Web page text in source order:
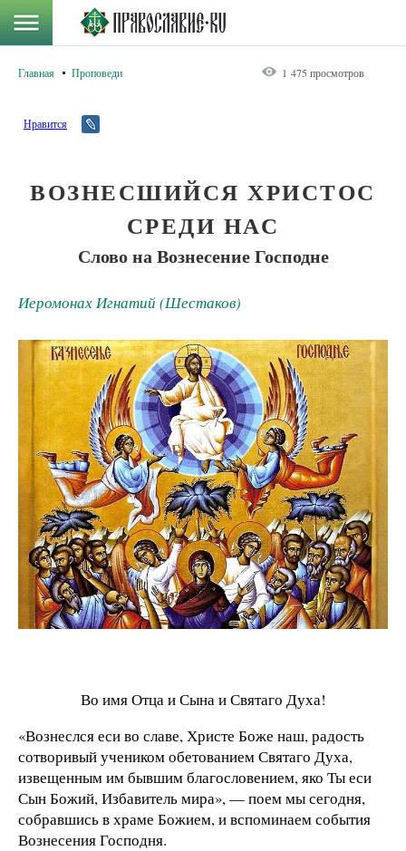
Главная Проповеди 1 475 просмотров
Нравится
ВОЗНЕСШИЙСЯ ХРИСТОС
СРЕДИ НАС
Слово на Вознесение Господне
Иеромонах Игнатий (Шестаков)
Во имя Отца и Сына и Святаго Духа!
«Вознеслся еси во славе, Христе Боже наш, радость
сотворивый учеником обетованием Святаго Духа,
извещенным им бывшим благословением, яко Ты еси
Сын Божий, Избавитель мира», — поем мы сегодня,
собравшись в храме Божием, и вспоминаем события
Вознесения Господня.